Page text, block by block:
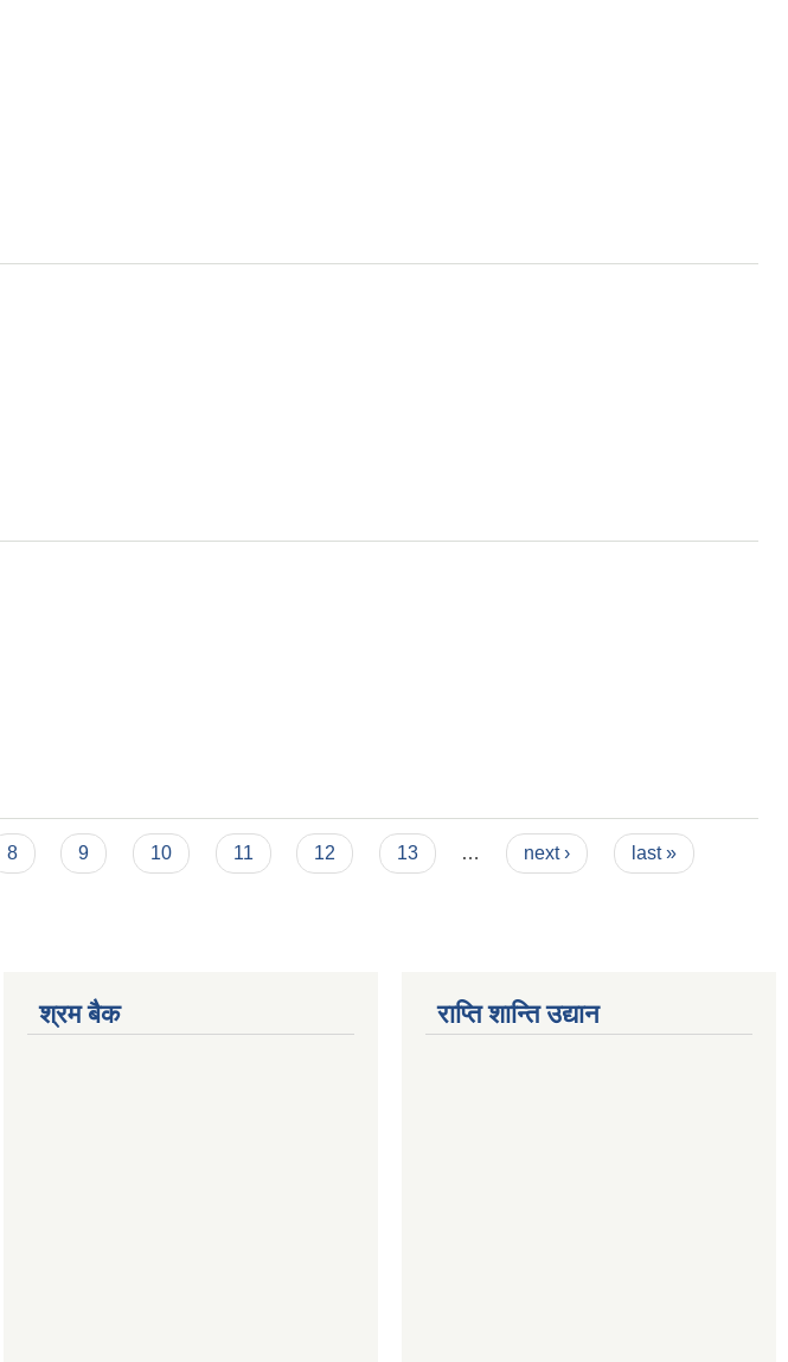
8 9 10 11 12 13 … next › last »
श्रम बैक राप्ति शान्ति उद्यान